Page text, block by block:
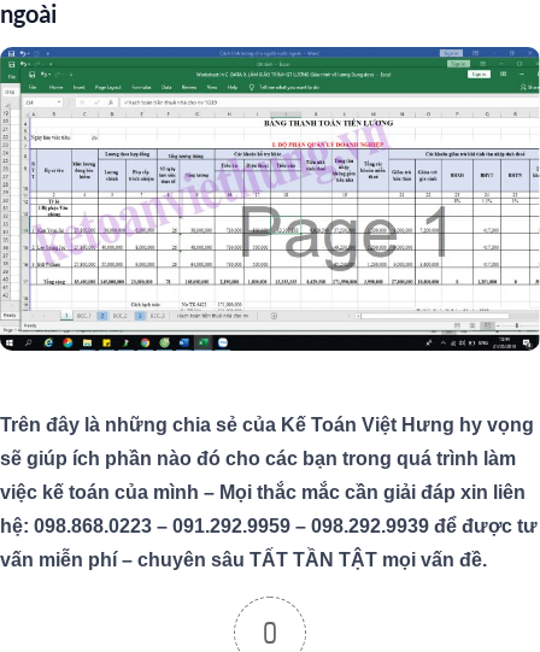
ngoài
Trên đây là những chia sẻ của Kế Toán Việt Hưng hy vọng
sẽ giúp ích phần nào đó cho các bạn trong quá trình làm
việc kế toán của mình – Mọi thắc mắc cần giải đáp xin liên
hệ: 098.868.0223 – 091.292.9959 – 098.292.9939 để được tư
vấn miễn phí – chuyên sâu TẤT TẦN TẬT mọi vấn đề.
0